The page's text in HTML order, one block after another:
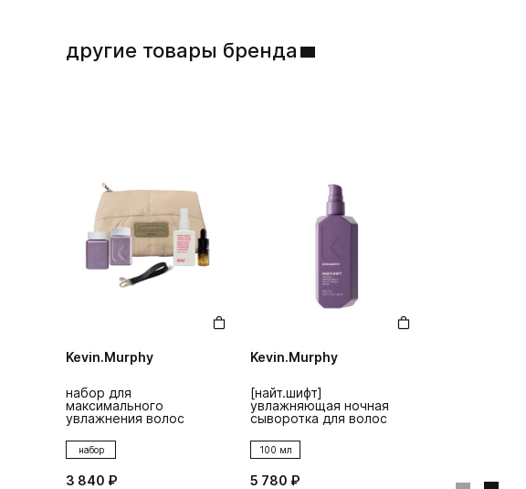
другие товары бренда
Kevin.Murphy
набор для
максимального
увлажнения волос
набор
3 840 ₽
Kevin.Murphy
[найт.шифт]
увлажняющая ночная
сыворотка для волос
100 мл
5 780 ₽ 4 150 ₽